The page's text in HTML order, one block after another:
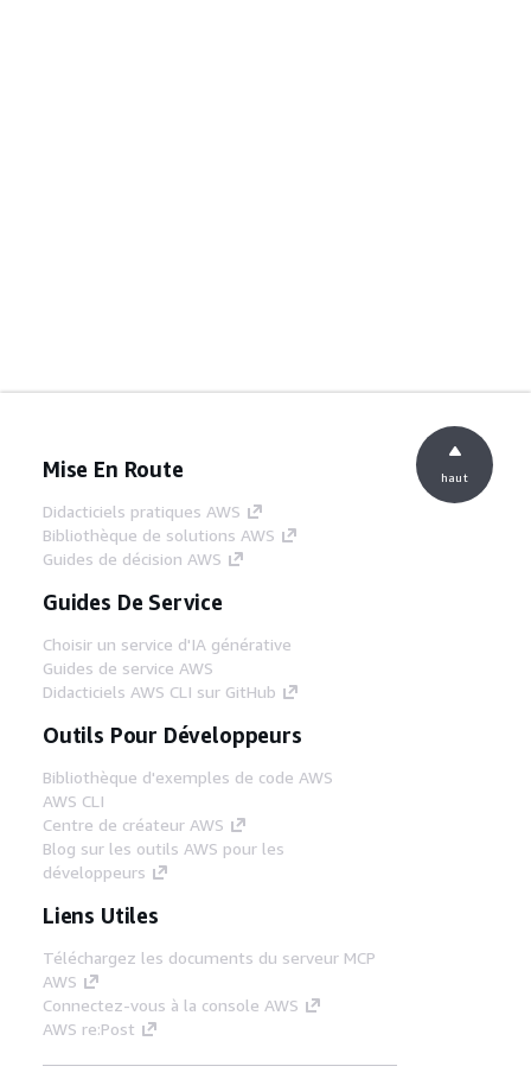
Mise En Route
Didacticiels pratiques AWS
Bibliothèque de solutions AWS
Guides de décision AWS
Guides De Service
Choisir un service d'IA générative
Guides de service AWS
Didacticiels AWS CLI sur GitHub
Outils Pour Développeurs
Bibliothèque d'exemples de code AWS
AWS CLI
Centre de créateur AWS
Blog sur les outils AWS pour les
développeurs
Liens Utiles
Téléchargez les documents du serveur MCP
AWS
Connectez-vous à la console AWS
AWS re:Post
haut